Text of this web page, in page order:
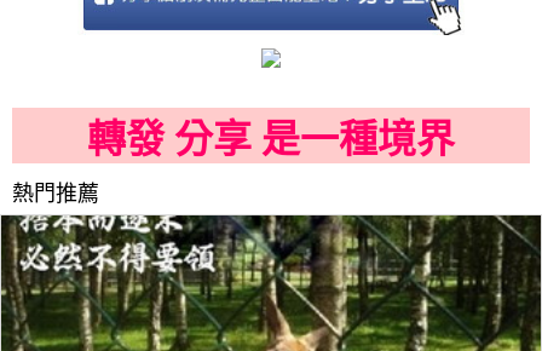
轉發 分享 是一種境界
熱門推薦